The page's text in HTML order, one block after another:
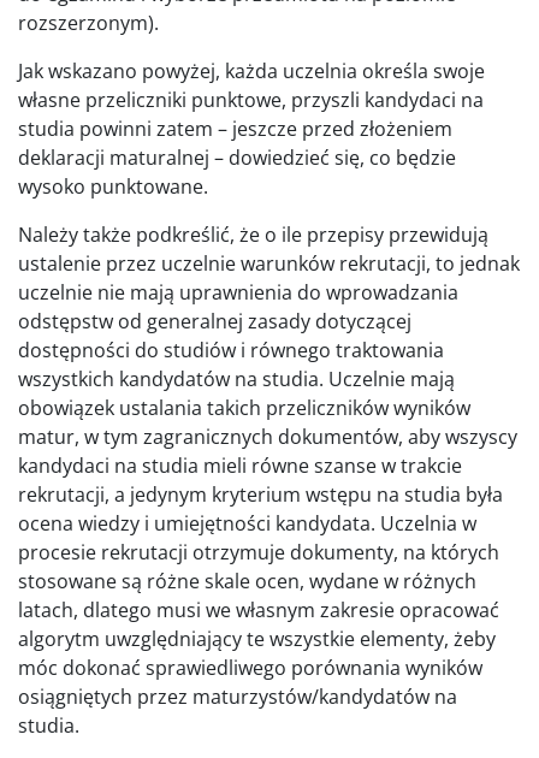
rozszerzonym).
Jak wskazano powyżej, każda uczelnia określa swoje
własne przeliczniki punktowe, przyszli kandydaci na
studia powinni zatem – jeszcze przed złożeniem
deklaracji maturalnej – dowiedzieć się, co będzie
wysoko punktowane.
Należy także podkreślić, że o ile przepisy przewidują
ustalenie przez uczelnie warunków rekrutacji, to jednak
uczelnie nie mają uprawnienia do wprowadzania
odstępstw od generalnej zasady dotyczącej
dostępności do studiów i równego traktowania
wszystkich kandydatów na studia. Uczelnie mają
obowiązek ustalania takich przeliczników wyników
matur, w tym zagranicznych dokumentów, aby wszyscy
kandydaci na studia mieli równe szanse w trakcie
rekrutacji, a jedynym kryterium wstępu na studia była
ocena wiedzy i umiejętności kandydata. Uczelnia w
procesie rekrutacji otrzymuje dokumenty, na których
stosowane są różne skale ocen, wydane w różnych
latach, dlatego musi we własnym zakresie opracować
algorytm uwzględniający te wszystkie elementy, żeby
móc dokonać sprawiedliwego porównania wyników
osiągniętych przez maturzystów/kandydatów na
studia.